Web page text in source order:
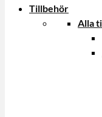
Tillbehör
Alla